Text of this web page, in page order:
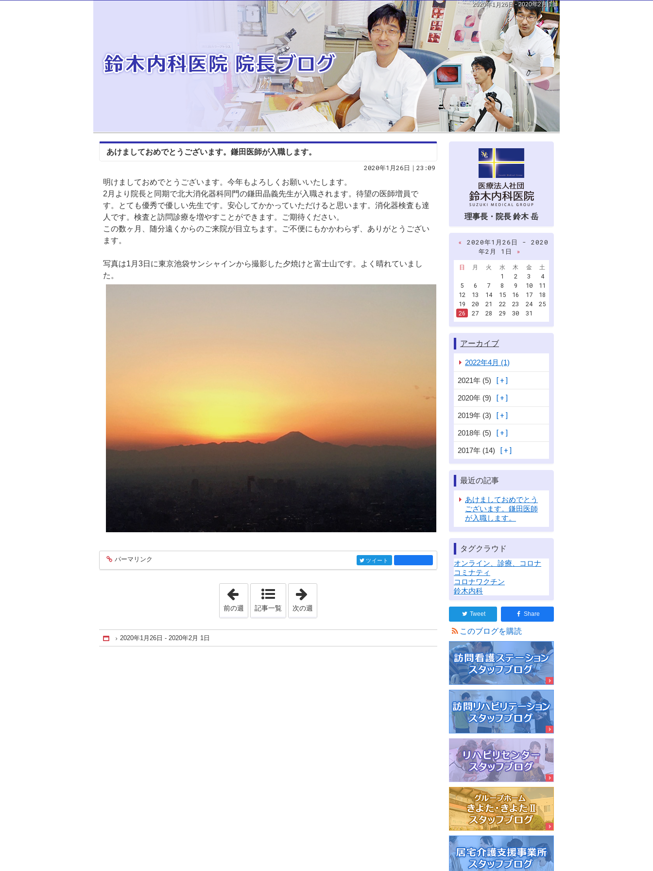
2020年1月26日 - 2020年2月 1日
あけましておめでとうございます。鎌田医師が入職します。
2020年1月26日｜23:09
明けましておめでとうございます。今年もよろしくお願いいたします。
2月より院長と同期で北大消化器科同門の鎌田晶義先生が入職されます。待望の医師増員で
す。とても優秀で優しい先生です。安心してかかっていただけると思います。消化器検査も達
人です。検査と訪問診療を増やすことができます。ご期待ください。
この数ヶ月、随分遠くからのご来院が目立ちます。ご不便にもかかわらず、ありがとうござい
ます。
写真は1月3日に東京池袋サンシャインから撮影した夕焼けと富士山です。よく晴れていまし
た。
entry1031
パーマリンク entry1031
ツイート
「2019年9月 8日 - 2019年9月14日」
前の週 記事一覧 次の週
Home
2020年1月26日 - 2020年2月 1日
理事長・院長 鈴木 岳
« 2020年1月26日 - 2020
年2月 1日
»
日
月 火 水 木 金
土
1
2 3
4
5
6 7 8 9 10
11
12
13 14 15 16 17
18
19
20 21 22 23 24
25
26
27 28 29 30 31
アーカイブ
2022年4月 (1)
2021年 (5)
2020年 (9)
2019年 (3)
2018年 (5)
2017年 (14)
最近の記事
あけましておめでとう
ございます。鎌田医師
が入職します。
タグクラウド
オンライン、診療、コロナ
コミナティ
コロナワクチン
鈴木内科
Tweet Share
このブログを購読